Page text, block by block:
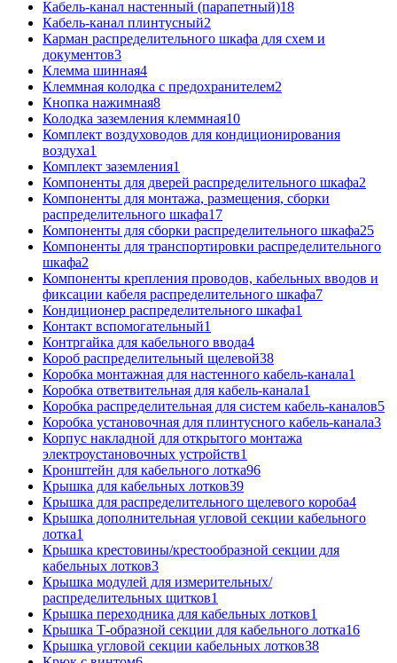
Кабель-канал настенный (парапетный)18
Кабель-канал плинтусный2
Карман распределительного шкафа для схем и
документов3
Клемма шинная4
Клеммная колодка с предохранителем2
Кнопка нажимная8
Колодка заземления клеммная10
Комплект воздуховодов для кондиционирования
воздуха1
Комплект заземления1
Компоненты для дверей распределительного шкафа2
Компоненты для монтажа, размещения, сборки
распределительного шкафа17
Компоненты для сборки распределительного шкафа25
Компоненты для транспортировки распределительного
шкафа2
Компоненты крепления проводов, кабельных вводов и
фиксации кабеля распределительного шкафа7
Кондиционер распределительного шкафа1
Контакт вспомогательный1
Контргайка для кабельного ввода4
Короб распределительный щелевой38
Коробка монтажная для настенного кабель-канала1
Коробка ответвительная для кабель-канала1
Коробка распределительная для систем кабель-каналов5
Коробка установочная для плинтусного кабель-канала3
Корпус накладной для открытого монтажа
электроустановочных устройств1
Кронштейн для кабельного лотка96
Крышка для кабельных лотков39
Крышка для распределительного щелевого короба4
Крышка дополнительная угловой секции кабельного
лотка1
Крышка крестовины/крестообразной секции для
кабельных лотков3
Крышка модулей для измерительных/
распределительных щитков1
Крышка переходника для кабельных лотков1
Крышка Т-образной секции для кабельного лотка16
Крышка угловой секции кабельных лотков38